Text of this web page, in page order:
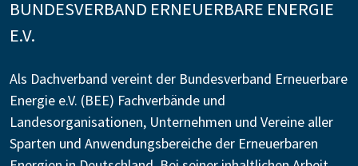
BUNDESVERBAND ERNEUERBARE ENERGIE
E.V.
Als Dachverband vereint der Bundesverband Erneuerbare
Energie e.V. (BEE) Fachverbände und
Landesorganisationen, Unternehmen und Vereine aller
Sparten und Anwendungsbereiche der Erneuerbaren